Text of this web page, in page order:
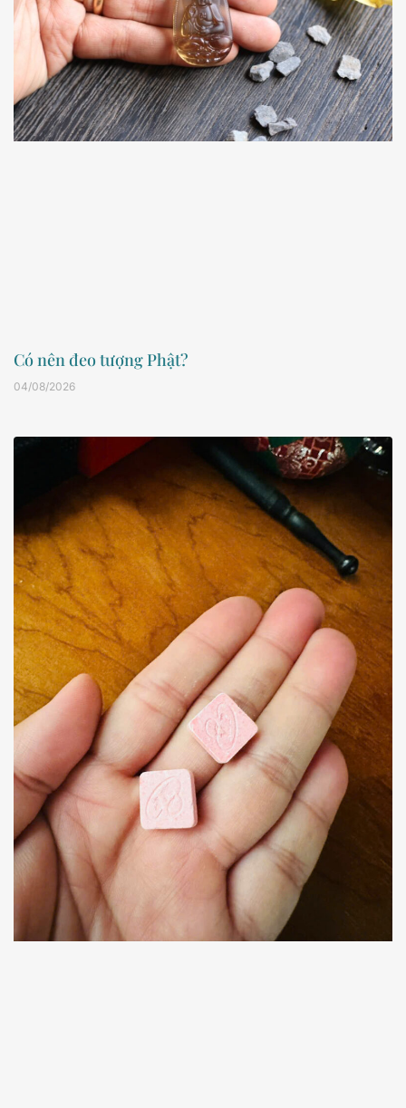
Có nên đeo tượng Phật?
04/08/2026